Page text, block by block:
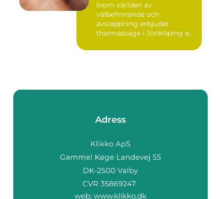
Inom världen av
välbefinnande och
avslappning erbjuder
thaimassage i Jönköping e...
Adress
web: www.klikko.dk